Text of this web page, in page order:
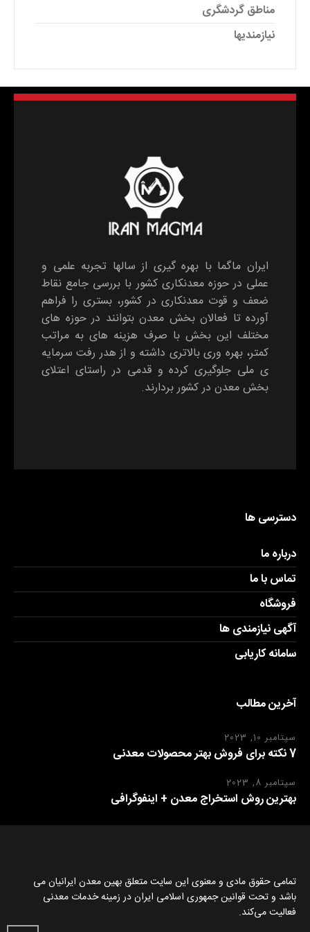
مناطق گردشگری
نیازمندیها
ایران ماگما با بهره گیری از سالها تجربه علمی و
عملی در حوزه معدنکاری کشور با بررسی جامع نقاط
ضعف و قوت معدنکاری در کشور، بستری را فراهم
آورده تا فعالان بخش معدن بتوانند در حوزه های
مختلف این بخش با صرف هزینه های به مراتب
کمتر، بهره وری بالاتری داشته و از هدر رفت سرمایه
ی ملی جلوگیری کرده و قدمی در راستای اعتلای
بخش معدن در کشور بردارند.
دسترسی ها
درباره ما
تماس با ما
فروشگاه
آگهی نیازمندی ها
سامانه کاریابی
آخرین مطالب
سپتامبر 10, 2023
7 نکته برای فروش بهتر محصولات معدنی
سپتامبر 8, 2023
بهترین روش استخراج معدن + اینفوگرافی
تمامی حقوق مادی و معنوی این سایت متعلق بهین معدن ایرانیان می
باشد و تحت قوانین جمهوری اسلامی ایران در زمینه خدمات معدنی
فعالیت می‌کند.